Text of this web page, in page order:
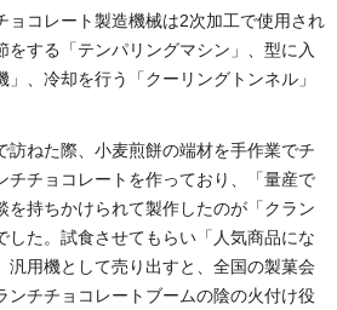
ョコレート製造機械は2次加工で使用され
をする「テンパリングマシン」、型に入
、冷却を行う「クーリングトンネル」
訪ねた際、小麦煎餅の端材を手作業でチ
チチョコレートを作っており、「量産で
を持ちかけられて製作したのが「クラン
した。試食させてもらい「人気商品にな
汎用機として売り出すと、全国の製菓会
ンチチョコレートブームの陰の火付け役